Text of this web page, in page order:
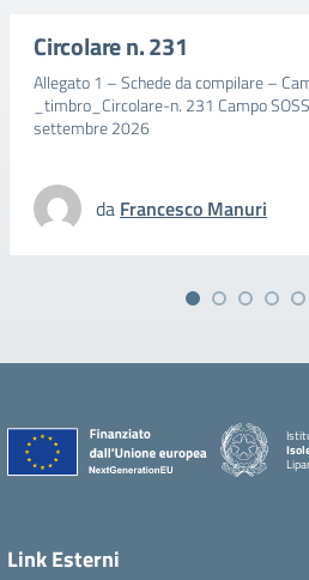
Circolare n. 231
Allegato 1 – Schede da compilare –
_timbro_Circolare-n. 231 Campo
settembre 2026
da Francesco Manuri
Link Esterni